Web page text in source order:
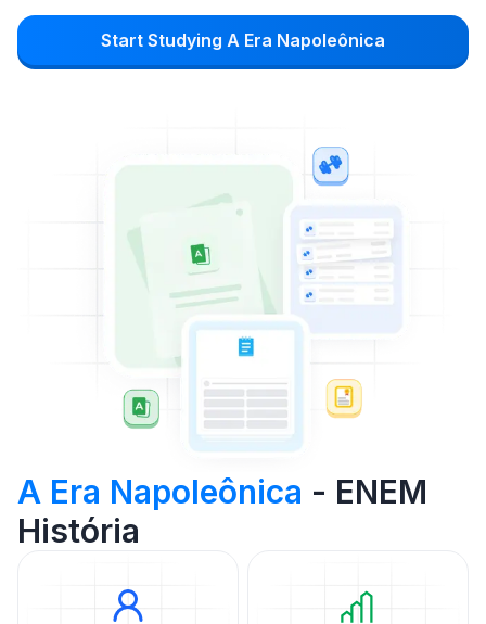
Start Studying A Era Napoleônica
A Era Napoleônica - ENEM
História